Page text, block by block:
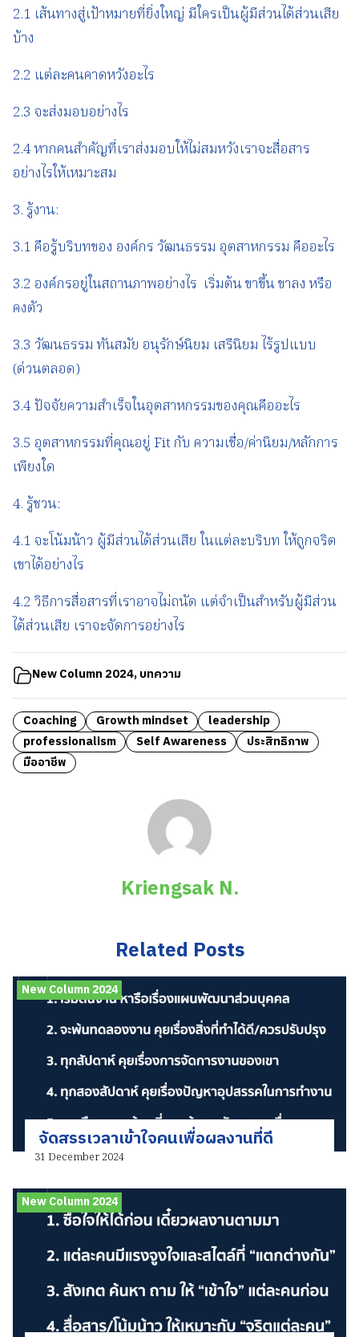
2.1 เส้นทางสู่เป้าหมายที่ยิ่งใหญ่ มีใครเป็นผู้มีส่วนได้ส่วนเสีย
บ้าง
2.2 แต่ละคนคาดหวังอะไร
2.3 จะส่งมอบอย่างไร
2.4 หากคนสำคัญที่เราส่งมอบให้ไม่สมหวังเราจะสื่อสาร
อย่างไรให้เหมาะสม
3. รู้งาน:
3.1 คือรู้บริบทของ องค์กร วัฒนธรรม อุตสาหกรรม คืออะไร
3.2 องค์กรอยู่ในสถานภาพอย่างไร เริ่มต้น ขาขึ้น ขาลง หรือ
คงตัว
3.3 วัฒนธรรม ทันสมัย อนุรักษ์นิยม เสรีนิยม ไร้รูปแบบ
(ด่วนตลอด)
3.4 ปัจจัยความสำเร็จในอุตสาหกรรมของคุณคืออะไร
3.5 อุตสาหกรรมที่คุณอยู่ Fit กับ ความเชื่อ/ค่านิยม/หลักการ
เพียงใด
4. รู้ชวน:
4.1 จะโน้มน้าว ผู้มีส่วนได้ส่วนเสีย ในแต่ละบริบท ให้ถูกจริต
เขาได้อย่างไร
4.2 วิธีการสื่อสารที่เราอาจไม่ถนัด แต่จำเป็นสำหรับผู้มีส่วน
ได้ส่วนเสีย เราจะจัดการอย่างไร
New Column 2024,บทความ
Coaching Growth mindset
leadership
professionalism
Self Awareness
ประสิทธิภาพ
มืออาชีพ
Kriengsak N.
Related Posts
New Column 2024
จัดสรรเวลาเข้าใจคนเพื่อผลงานที่ดี
31 December 2024
New Column 2024